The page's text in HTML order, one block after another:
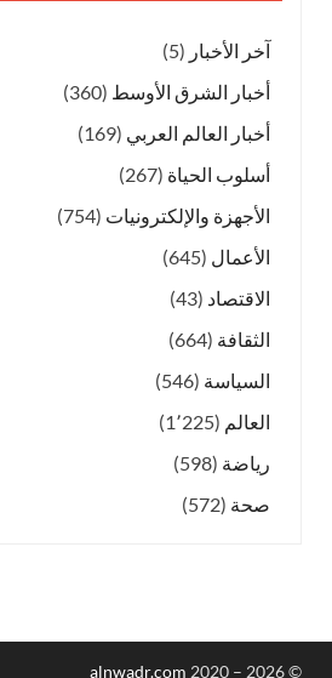
آخر الأخبار (5)
أخبار الشرق الأوسط (360)
أخبار العالم العربي (169)
أسلوب الحياة (267)
الأجهزة والإلكترونيات (754)
الأعمال (645)
الاقتصاد (43)
الثقافة (664)
السياسة (546)
العالم (1٬225)
رياضة (598)
صحة (572)
©
alnwadr.com 2020 – 2026